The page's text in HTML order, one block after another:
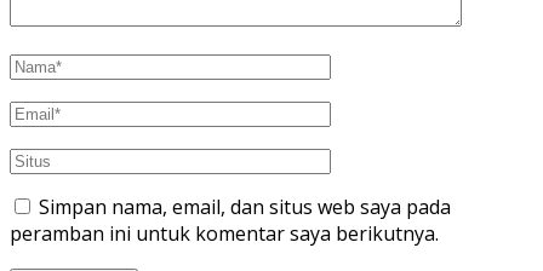
Simpan nama, email, dan situs web saya pada
peramban ini untuk komentar saya berikutnya.